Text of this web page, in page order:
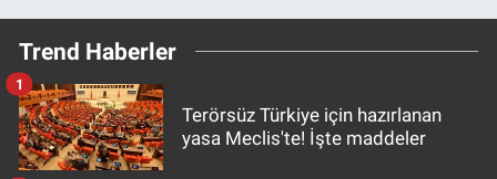
Trend Haberler
Terörsüz Türkiye için hazırlanan
yasa Meclis'te! İşte maddeler
1